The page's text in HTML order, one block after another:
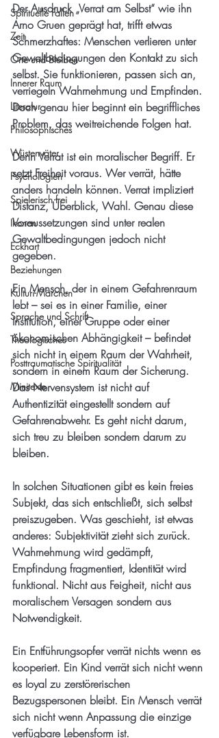
Spirituelle Fallen
Zeit
Orte und Bleiben
Innerer Raum
Literatur
Philosophisches
Wüstenväter
Psychologien
Spielerisch frei
Ikonen
Eckhart
Beziehungen
Kulturi-Märchen
Sprache und Schrift
Theologisches
Posttraumatische Spiritualität
Minitexte
Der Ausdruck „Verrat am Selbst“ wie ihn
Arno Gruen geprägt hat, trifft etwas
Schmerzhaftes: Menschen verlieren unter
Gewaltbedingungen den Kontakt zu sich
selbst. Sie funktionieren, passen sich an,
verriegeln Wahrnehmung und Empfinden.
Doch genau hier beginnt ein begriffliches
Problem, das weitreichende Folgen hat.
Denn Verrat ist ein moralischer Begriff. Er
setzt Freiheit voraus. Wer verrät, hätte
anders handeln können. Verrat impliziert
Distanz, Überblick, Wahl. Genau diese
Voraussetzungen sind unter realen
Gewaltbedingungen jedoch nicht
gegeben.
Ein Mensch, der in einem Gefahrenraum
lebt – sei es in einer Familie, einer
Institution, einer Gruppe oder einer
ökonomischen Abhängigkeit – befindet
sich nicht in einem Raum der Wahrheit,
sondern in einem Raum der Sicherung.
Das Nervensystem ist nicht auf
Authentizität eingestellt sondern auf
Gefahrenabwehr. Es geht nicht darum,
sich treu zu bleiben sondern darum zu
bleiben.
In solchen Situationen gibt es kein freies
Subjekt, das sich entschließt, sich selbst
preiszugeben. Was geschieht, ist etwas
anderes: Subjektivität zieht sich zurück.
Wahrnehmung wird gedämpft,
Empfindung fragmentiert, Identität wird
funktional. Nicht aus Feigheit, nicht aus
moralischem Versagen sondern aus
Notwendigkeit.
Ein Entführungsopfer verrät nichts wenn es
kooperiert. Ein Kind verrät sich nicht wenn
es loyal zu zerstörerischen
Bezugspersonen bleibt. Ein Mensch verrät
sich nicht wenn Anpassung die einzige
verfügbare Lebensform ist.